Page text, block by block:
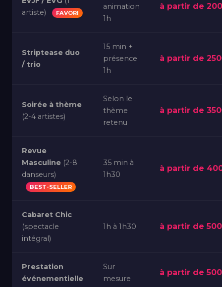
artiste)
FAVORI
animation
1h
à partir de
Striptease duo
/ trio
15 min +
présence
1h
à partir de
Soirée à thème
(2-4 artistes)
Selon le
thème
retenu
à partir de
Revue
Masculine (2-8
danseurs)
BEST-SELLER
35 min à
1h30
à partir de
Cabaret Chic
(spectacle
intégral)
1h à 1h30 à partir de
Prestation
événementielle
Sur
mesure
à partir de